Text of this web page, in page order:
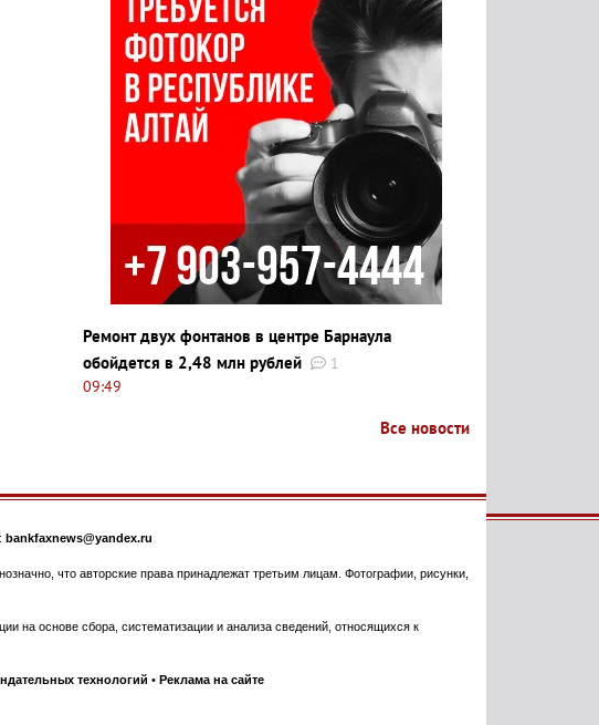
Ремонт двух фонтанов в центре Барнаула
обойдется в 2,48 млн рублей
1
09:49
Все новости
bankfaxnews@yandex.ru
что авторские права принадлежат третьим лицам. Фотографии, рисунки,
на основе сбора, систематизации и анализа сведений, относящихся к
технологий • Реклама на сайте